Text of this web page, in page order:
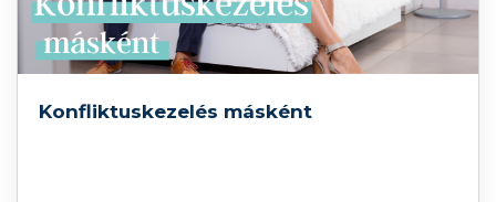
Konfliktuskezelés másként